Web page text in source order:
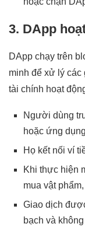
3. DApp
DApp chạy trên
minh để xử lý
tài chính hoạt
Người dùng
hoặc ứng
Họ kết nối ví
Khi thực hiện
mua vật
Giao dịch
bạch và